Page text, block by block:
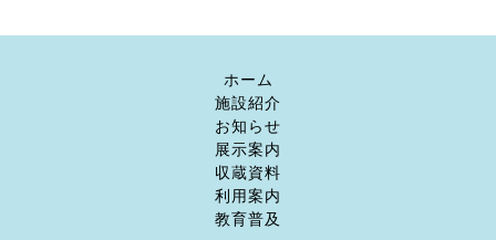
ホーム
施設紹介
お知らせ
展示案内
収蔵資料
利用案内
教育普及